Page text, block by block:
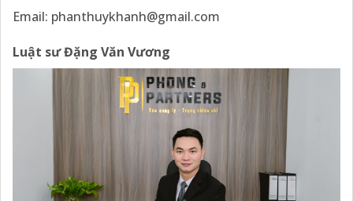
Email: phanthuykhanh@gmail.com
Luật sư Đặng Văn Vương